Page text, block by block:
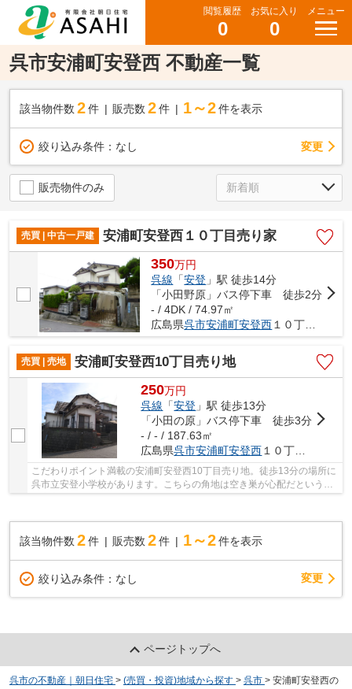
閲覧履歴
0
お気に入り
0
メニュー
呉市安浦町安登西 不動産一覧
該当物件数 2件 販売数 2 件 1～2 件を表示
絞り込み条件： なし 変更
販売物件のみ
売買 | 中古一戸建 安浦町安登西１０丁目売り家
350万円
呉線 「安登 」駅 徒歩14分
「小田野原」バス停下車 徒歩2分
- / 4DK / 74.97㎡
広島県呉市安浦町安登西１０丁目17-16
売買 | 売地 安浦町安登西10丁目売り地
250万円
呉線 「安登 」駅 徒歩13分
「小田の原」バス停下車 徒歩3分
- / - / 187.63㎡
広島県呉市安浦町安登西１０丁目16－38
こだわりポイント満載の安浦町安登西10丁目売り地。徒歩13分の場所に
呉市立安登小学校があります。こちらの角地は空き巣が心配だという方
該当物件数 2件 販売数 2 件 1～2 件を表示
絞り込み条件： なし 変更
ページトップへ
呉市の不動産｜朝日住宅 > (売買・投資)地域から探す > 呉市 > 安浦町安登西の